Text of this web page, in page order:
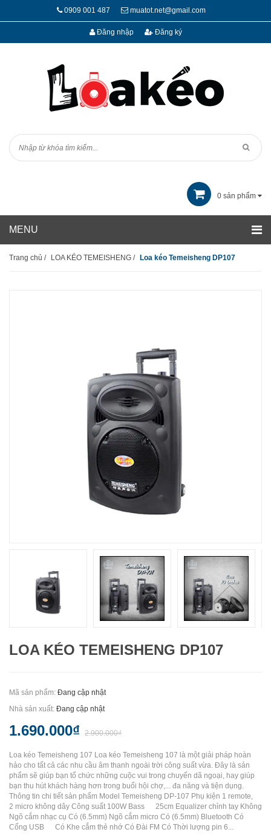
0909 001 487 muatot.net@gmail.com
Đăng nhập Đăng ký
0 sản phẩm
Trang chủ / LOA KÉO TEMEISHENG / Loa kéo Temeisheng DP107
LOA KÉO TEMEISHENG DP107
Mã sản phẩm: Đang cập nhật
Nhà sản xuất: Đang cập nhật
1.690.000₫ 2.900.000₫
Loa kéo Temeisheng 107 Loa kéo Temeisheng 107 là một giải pháp hoàn
hảo cho tất cả các nhu cầu âm thanh ngoài trời công suất vừa. Đây là sản
phẩm sẽ giúp bạn tổ chức những cuộc vui trong chuyến dã ngoại, hay giúp
bạn thu hút khách hàng hơn trong buổi hội chợ,... đa năng và tiện dụng.
Thông tin chi tiết sản phẩm Model Temeisheng DP-107 Phụ kiện 1 remote,
2 micro không dây Công suất 100W Bass 25cm Equalizer chỉnh tay Không
Ngõ cắm nhạc cụ Có (6.5mm) Ngõ cắm micro Có (6.5mm) Bluetooth Có
Cổng USB Có Khe cắm thẻ nhớ Có Đài FM Có Thời lượng pin 6...